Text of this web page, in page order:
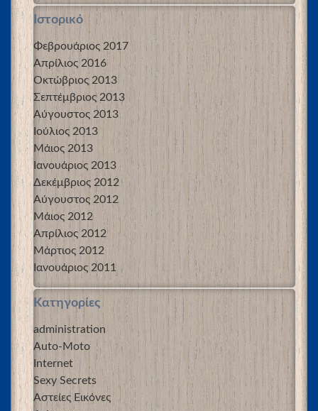
Ιστορικό
Φεβρουάριος 2017
Απρίλιος 2016
Οκτώβριος 2013
Σεπτέμβριος 2013
Αύγουστος 2013
Ιούλιος 2013
Μάιος 2013
Ιανουάριος 2013
Δεκέμβριος 2012
Αύγουστος 2012
Μάιος 2012
Απρίλιος 2012
Μάρτιος 2012
Ιανουάριος 2011
Kατηγορίες
administration
Auto-Moto
Internet
Sexy Secrets
Αστείες Εικόνες